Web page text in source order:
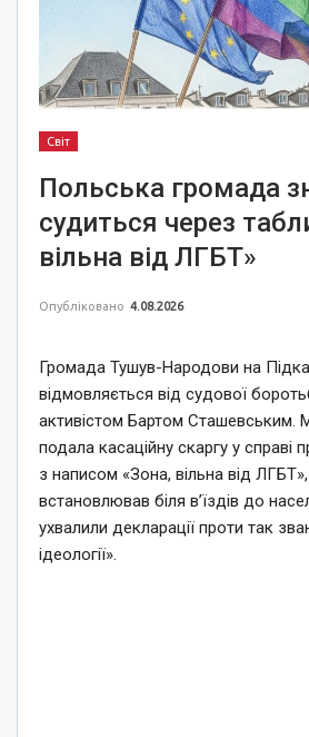
Світ
Польська громада
судиться через
вільна від ЛГБТ»
Опубліковано 4.08.2026
Громада Тушув-Народови на
відмовляється від судової
активістом Бартом Сташевським.
подала касаційну скаргу у справі
з написом «Зона, вільна від ЛГБТ»,
встановлював біля в’їздів до
ухвалили декларації проти так
ідеології».